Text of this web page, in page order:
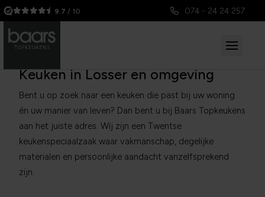
9.7 / 10 074 - 24 24 257
Keuken in Losser en omgeving
Bent u op zoek naar een keuken die past bij uw woning
én uw manier van leven? Dan bent u bij Baars Topkeukens
aan het juiste adres. Wij zijn een Twentse
keukenspeciaalzaak waar vakmanschap, degelijke
materialen en persoonlijke aandacht vanzelfsprekend
zijn.